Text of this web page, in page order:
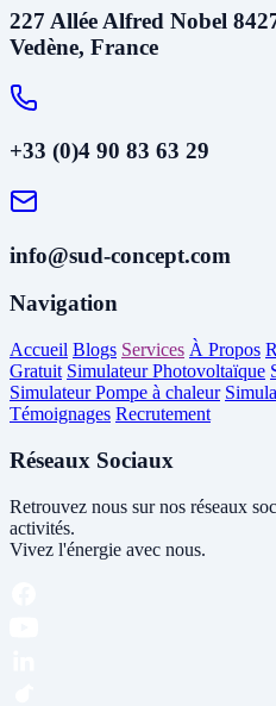
227 Allée Alfred Nobel
Vedène, France
+33 (0)4 90 83 63 29
info@sud-concept.com
Navigation
Accueil Blogs Services À Propos
Gratuit Simulateur Photovoltaïque
Simulateur Pompe à chaleur
Témoignages Recrutement
Réseaux Sociaux
Retrouvez nous sur nos réseaux
activités.
Vivez l'énergie avec nous.